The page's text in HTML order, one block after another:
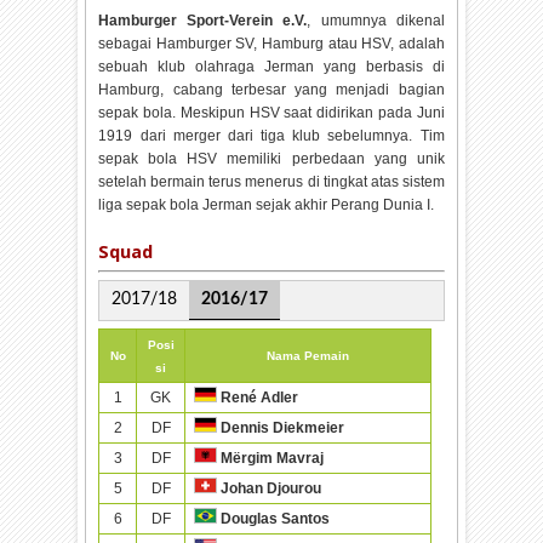
Hamburger Sport-Verein e.V., umumnya dikenal
sebagai Hamburger SV, Hamburg atau HSV, adalah
sebuah klub olahraga Jerman yang berbasis di
Hamburg, cabang terbesar yang menjadi bagian
sepak bola. Meskipun HSV saat didirikan pada Juni
1919 dari merger dari tiga klub sebelumnya. Tim
sepak bola HSV memiliki perbedaan yang unik
setelah bermain terus menerus di tingkat atas sistem
liga sepak bola Jerman sejak akhir Perang Dunia I.
Squad
2017/18 2016/17
No
Posi
si
Nama Pemain
1 GK
René Adler
2
DF
Dennis Diekmeier
3
DF
Mërgim Mavraj
5
DF
Johan Djourou
6
DF
Douglas Santos